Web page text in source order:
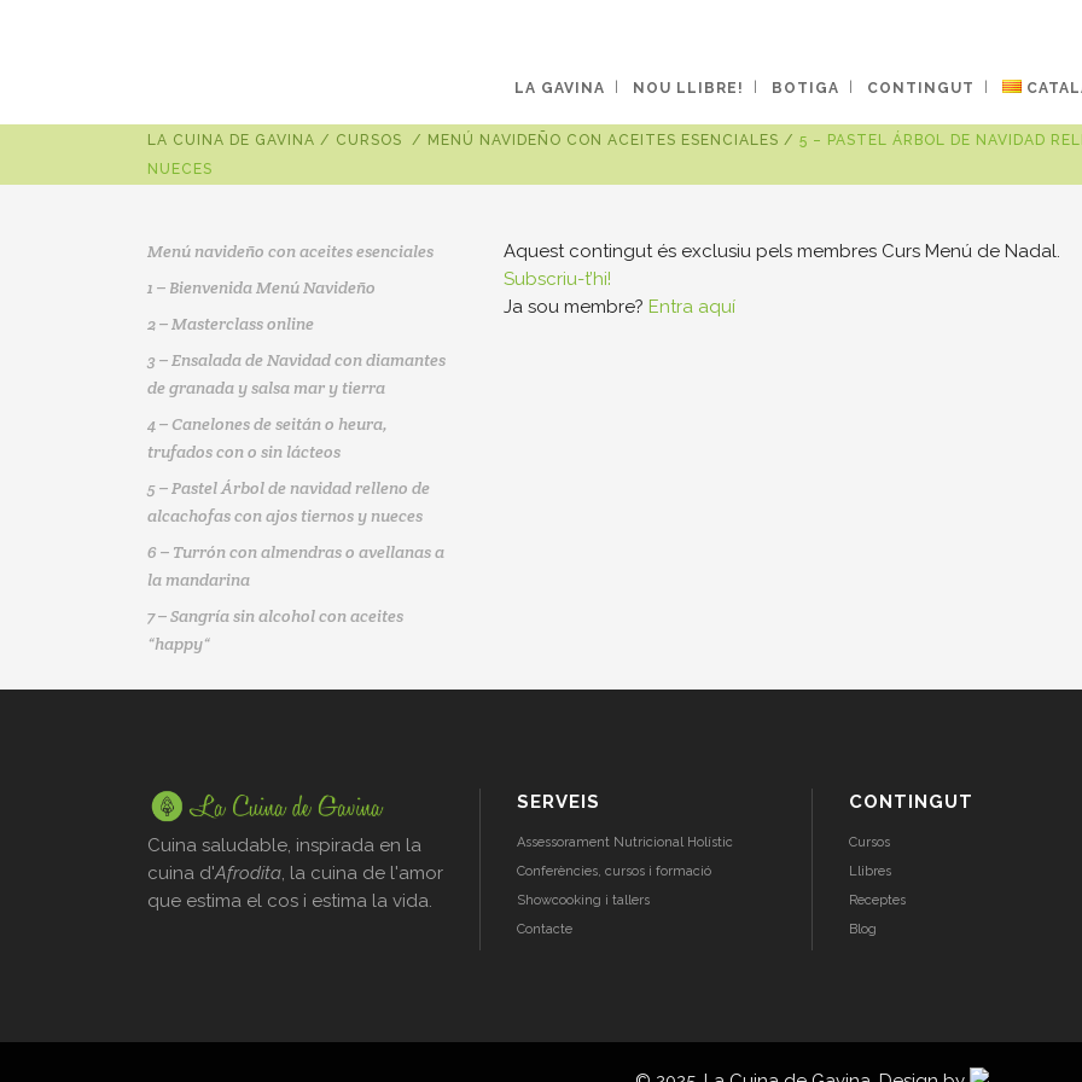
LA GAVINA NOU LLIBRE! BOTIGA CONTINGUT
LA CUINA DE GAVINA / CURSOS / MENÚ NAVIDEÑO CON ACEITES ESENCIALES / 5 – PASTEL ÁRBOL DE NAVIDAD
NUECES
Menú navideño con aceites esenciales
1 – Bienvenida Menú Navideño
2 – Masterclass online
3 – Ensalada de Navidad con diamantes
de granada y salsa mar y tierra
4 – Canelones de seitán o heura,
trufados con o sin lácteos
5 – Pastel Árbol de navidad relleno de
alcachofas con ajos tiernos y nueces
6 – Turrón con almendras o avellanas a
la mandarina
7 – Sangría sin alcohol con aceites
“happy“
Aquest contingut és exclusiu pels membres Curs Menú de Nadal.
Subscriu-t’hi!
Ja sou membre? Entra aquí
Cuina saludable, inspirada en la
cuina d'Afrodita , la cuina de l'amor
que estima el cos i estima la vida.
SERVEIS
Assessorament Nutricional Holístic
Conferències, cursos i formació
Showcooking i tallers
Contacte
CONTINGUT
Cursos
Llibres
Receptes
Blog